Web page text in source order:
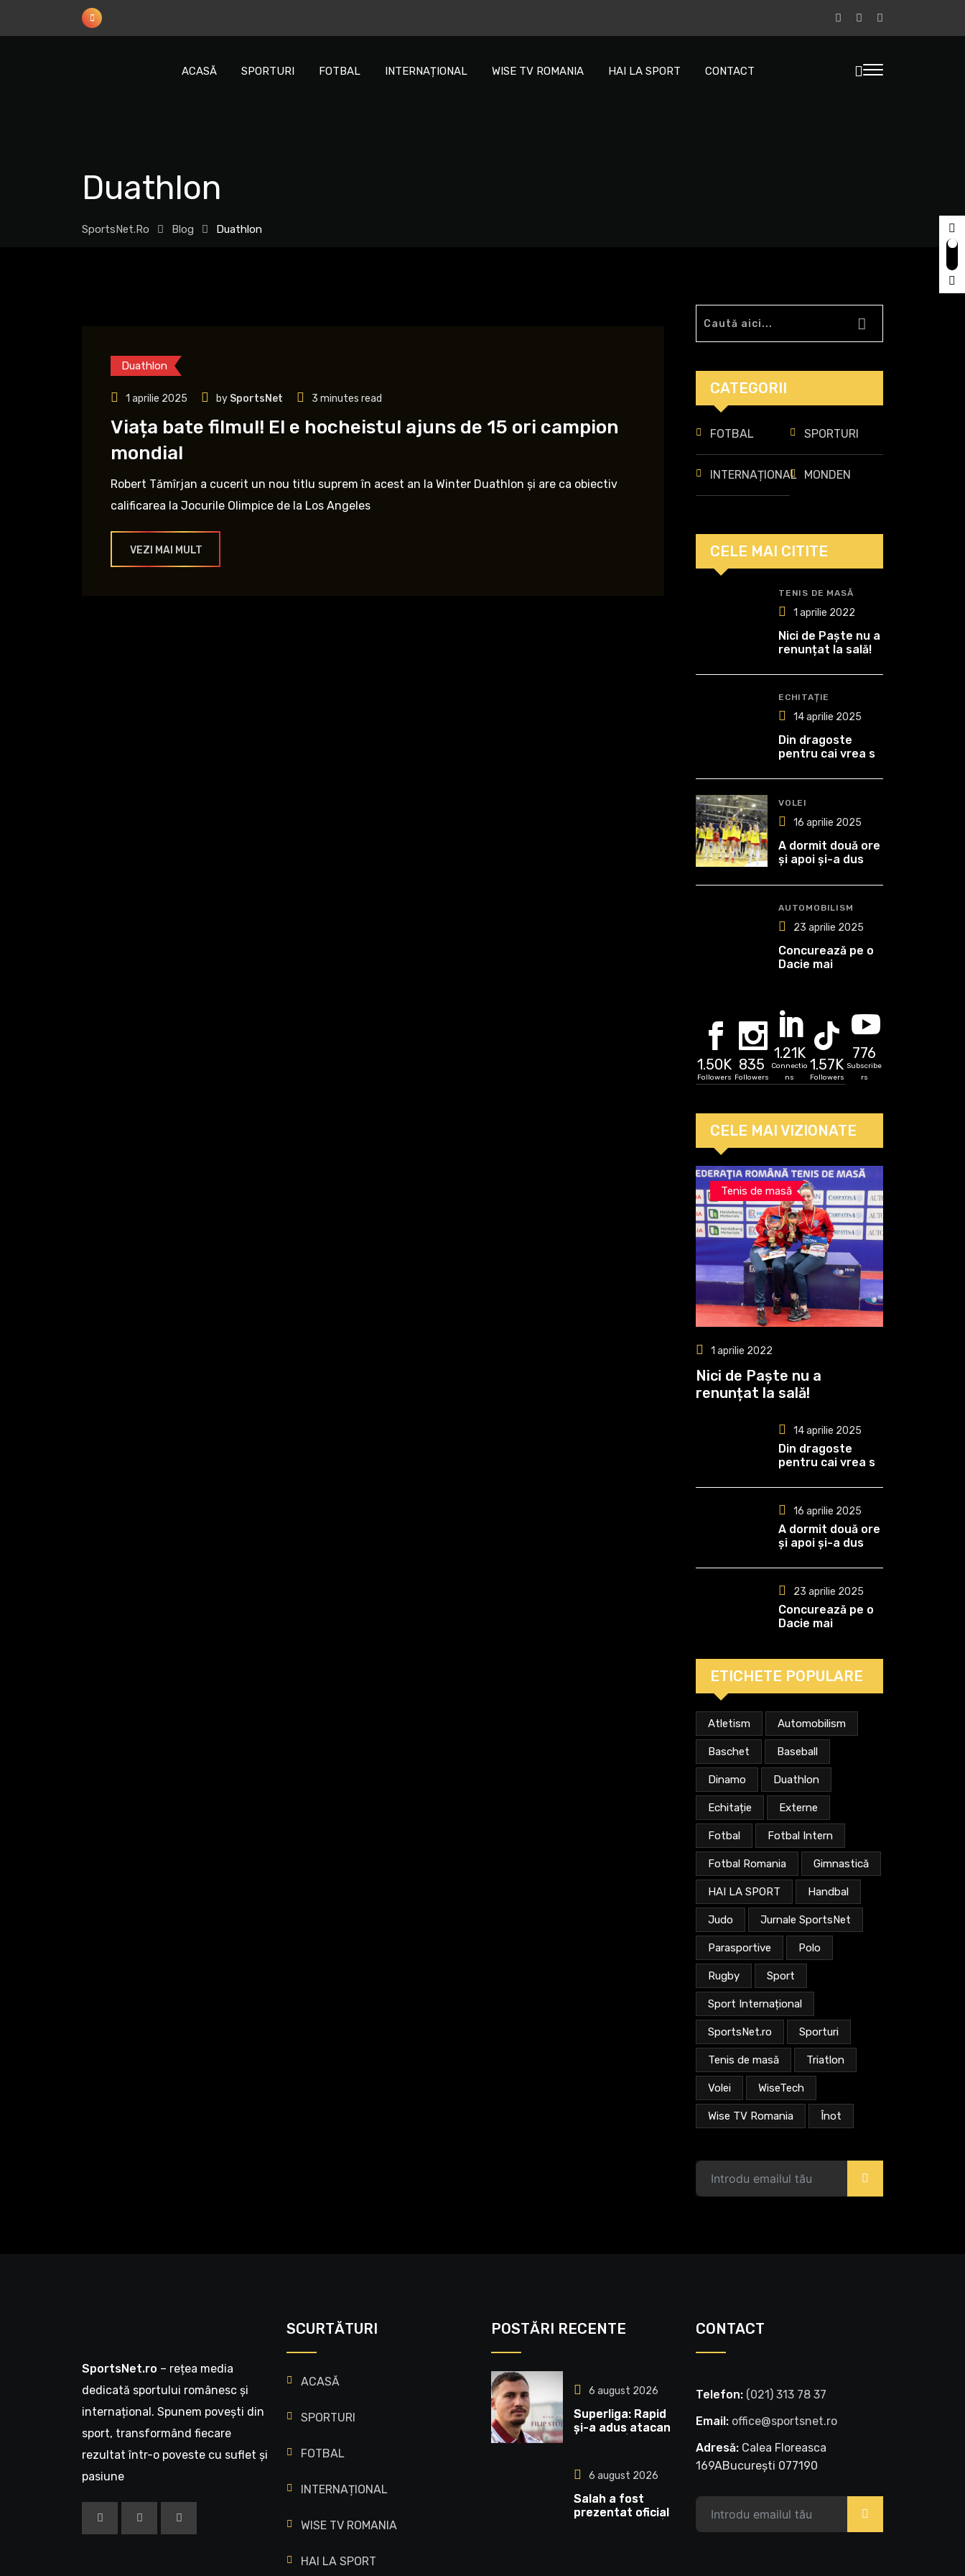
ACASĂ SPORTURI FOTBAL INTERNAȚIONAL WISE TV ROMANIA HAI LA SPORT CONTACT
Duathlon
SportsNet.ro Blog Duathlon
Duathlon
1 aprilie 2025 by SportsNet 3 minutes read
Viața bate filmul! El e hocheistul ajuns de 15 ori campion
mondial
Robert Tămîrjan a cucerit un nou titlu suprem în acest an la Winter Duathlon și are ca obiectiv
calificarea la Jocurile Olimpice de la Los Angeles
VEZI MAI MULT
CATEGORII
FOTBAL SPORTURI
INTERNAȚIONAL MONDEN
CELE MAI CITITE
TENIS DE MASĂ
1 aprilie 2022
Nici de Paște nu a
renunțat la sală!
ECHITAȚIE
14 aprilie 2025
Din dragoste
pentru cai vrea să
veterinar!
VOLEI
16 aprilie 2025
A dormit două ore
și apoi și-a dus
optulea titlu de
AUTOMOBILISM
23 aprilie 2025
Concurează pe o
Dacie mai
1.50K
Followers
835
Followers
1.21K
Connectio
ns
1.57K
Followers
776
Subscribe
rs
CELE MAI VIZIONATE
Tenis de masă
1 aprilie 2022
Nici de Paște nu a
renunțat la sală!
14 aprilie 2025
Din dragoste
pentru cai vrea să
veterinar!
16 aprilie 2025
A dormit două ore
și apoi și-a dus
optulea titlu de
campioană
23 aprilie 2025
Concurează pe o
Dacie mai
ETICHETE POPULARE
Atletism Automobilism
Baschet Baseball
Dinamo Duathlon
Echitație Externe
Fotbal Fotbal Intern
Fotbal Romania Gimnastică
HAI LA SPORT Handbal
Judo Jurnale SportsNet
Parasportive Polo
Rugby Sport
Sport Internațional
SportsNet.ro Sporturi
Tenis de masă Triatlon
Volei WiseTech
Wise TV Romania Înot
>
SportsNet.ro – rețea media
dedicată sportului românesc și
internațional. Spunem povești din
sport, transformând fiecare
rezultat într-o poveste cu suflet și
pasiune
SCURTĂTURI
ACASĂ
SPORTURI
FOTBAL
INTERNAȚIONAL
WISE TV ROMANIA
HAI LA SPORT
POSTĂRI RECENTE
6 august 2026
Superliga: Rapid
și-a adus atacant
6 august 2026
Salah a fost
prezentat oficial
CONTACT
Telefon: ‭(021) 313 78 37‬
Email: office@sportsnet.ro
Adresă: Calea Floreasca
169ABucurești 077190
>